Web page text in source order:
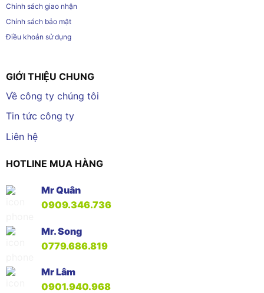
Chính sách giao nhận
Chính sách bảo mật
Điều khoản sử dụng
GIỚI THIỆU CHUNG
Về công ty chúng tôi
Tin tức công ty
Liên hệ
HOTLINE MUA HÀNG
Mr Quân
0909.346.736
Mr. Song
0779.686.819
Mr Lâm
0901.940.968